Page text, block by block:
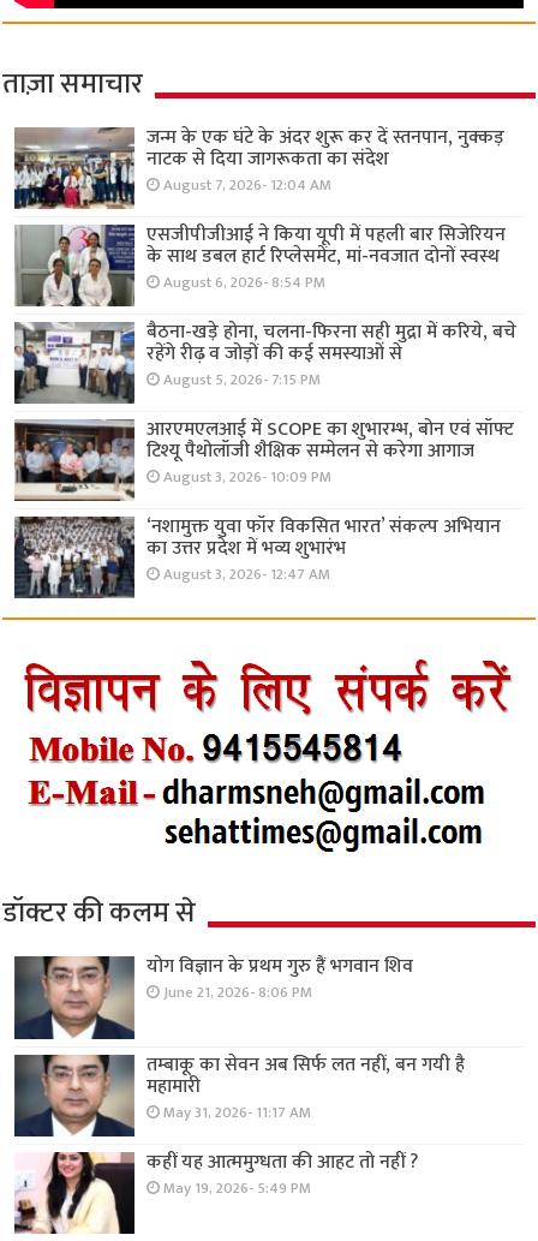
ताज़ा समाचार
जन्म के एक घंटे के अंदर शुरू कर दें स्तनपान, नुक्कड़
नाटक से दिया जागरूकता का संदेश
August 7, 2026- 12:04 AM
एसजीपीजीआई ने किया यूपी में पहली बार सिजेरियन
के साथ डबल हार्ट रिप्लेसमेंट, मां-नवजात दोनों स्वस्थ
August 6, 2026- 8:54 PM
बैठना-खड़े होना, चलना-फिरना सही मुद्रा में करिये, बचे
रहेंगे रीढ़ व जोड़ों की कई समस्याओं से
August 5, 2026- 7:15 PM
आरएमएलआई में SCOPE का शुभारम्भ, बोन एवं सॉफ्ट
टिश्यू पैथोलॉजी शैक्षिक सम्मेलन से करेगा आगाज
August 3, 2026- 10:09 PM
‘नशामुक्त युवा फॉर विकसित भारत’ संकल्प अभियान
का उत्तर प्रदेश में भव्य शुभारंभ
August 3, 2026- 12:47 AM
डॉक्टर की कलम से
योग विज्ञान के प्रथम गुरु हैं भगवान शिव
June 21, 2026- 8:06 PM
तम्बाकू का सेवन अब सिर्फ लत नहीं, बन गयी है
महामारी
May 31, 2026- 11:17 AM
कहीं यह आत्ममुग्धता की आहट तो नहीं ?
May 19, 2026- 5:49 PM